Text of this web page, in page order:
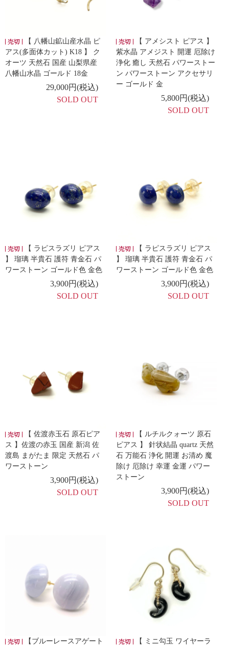
【 八幡山鉱山産水晶 ピ
アス(多面体カット) K18 】 ク
オーツ 天然石 国産 山梨県産
八幡山水晶 ゴールド 18金
29,000円(税込)
SOLD OUT
【 アメシスト ピアス 】
紫水晶 アメジスト 開運 厄除け
浄化 癒し 天然石 パワーストー
ン パワーストーン アクセサリ
ー ゴールド 金
5,800円(税込)
SOLD OUT
【 ラピスラズリ ピアス
】 瑠璃 半貴石 護符 青金石 パ
ワーストーン ゴールド色 金色
3,900円(税込)
SOLD OUT
【 ラピスラズリ ピアス
】 瑠璃 半貴石 護符 青金石 パ
ワーストーン ゴールド色 金色
3,900円(税込)
SOLD OUT
【 佐渡赤玉石 原石ピア
ス 】佐渡の赤玉 国産 新潟 佐
渡島 まがたま 限定 天然石 パ
ワーストーン
3,900円(税込)
SOLD OUT
【 ルチルクォーツ 原石
ピアス 】 針状結晶 quartz 天然
石 万能石 浄化 開運 お清め 魔
除け 厄除け 幸運 金運 パワー
ストーン
3,900円(税込)
SOLD OUT
【ブルーレースアゲート
【 ミニ勾玉 ワイヤーラ